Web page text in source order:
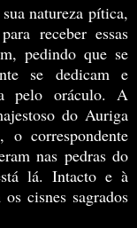
natureza pítica,
receber essas
pedindo que se
se dedicam e
pelo oráculo. A
do Auriga
o correspondente
nas pedras do
lá. Intacto e à
cisnes sagrados